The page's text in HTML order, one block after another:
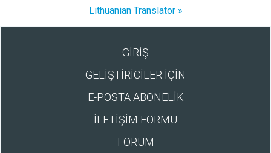
Lithuanian Translator »
GİRİŞ
GELİŞTİRİCİLER İÇİN
E-POSTA ABONELİK
İLETİŞİM FORMU
FORUM